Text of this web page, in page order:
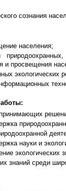
сознания
населения;
и просвещения
экологических
науки и
экологических
знаний среди